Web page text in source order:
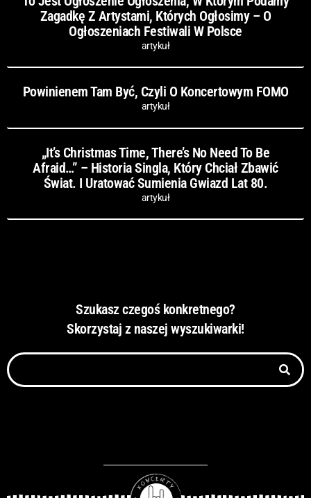
Zagadkę Z Artystami, Których Ogłosimy – O
Ogłoszeniach Festiwali W Polsce
artykuł
Powinienem Tam Być, Czyli O Koncertowym FOMO
artykuł
„It’s Christmas Time, There’s No Need To Be
Afraid…” – Historia Singla, Który Chciał Zbawić
Świat. I Uratować Sumienia Gwiazd Lat 80.
artykuł
Szukasz czegoś konkretnego?
Skorzystaj z naszej wyszukiwarki!
Szukaj